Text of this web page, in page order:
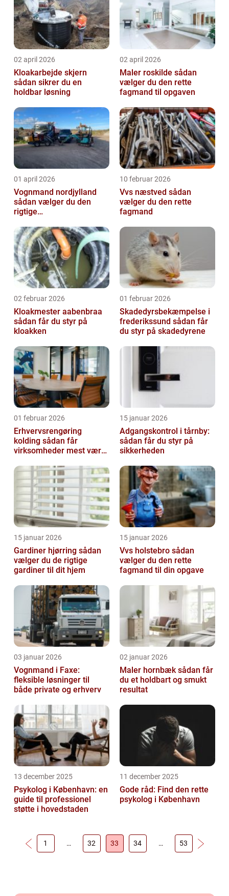
02 april 2026
Kloakarbejde skjern
sådan sikrer du en
holdbar løsning
02 april 2026
Maler roskilde sådan
vælger du den rette
fagmand til opgaven
01 april 2026
Vognmand nordjylland
sådan vælger du den
rigtige
10 februar 2026
Vvs næstved sådan
vælger du den rette
fagmand
02 februar 2026
Kloakmester aabenbraa
sådan får du styr på
kloakken
01 februar 2026
Skadedyrsbekæmpelse i
frederikssund sådan får
du styr på skadedyrene
01 februar 2026
Erhvervsrengøring
kolding sådan får
virksomheder mest værdi
15 januar 2026
Adgangskontrol i tårnby:
sådan får du styr på
sikkerheden
15 januar 2026
Gardiner hjørring sådan
vælger du de rigtige
gardiner til dit hjem
15 januar 2026
Vvs holstebro sådan
vælger du den rette
fagmand til din opgave
03 januar 2026
Vognmand i Faxe:
fleksible løsninger til
både private og erhverv
02 januar 2026
Maler hornbæk sådan får
du et holdbart og smukt
resultat
13 december 2025
Psykolog i København: en
guide til professionel
støtte i hovedstaden
11 december 2025
Gode råd: Find den rette
psykolog i København
1 … 32 33 34 … 53